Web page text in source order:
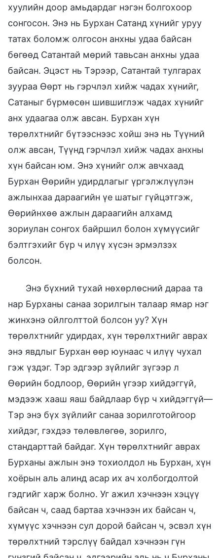
хуулийн доор амьдардаг нэгэн болгохоор
сонгосон. Энэ нь Бурхан Сатанд хүнийг уруу
татах боломж олгосон анхны удаа байсан
бөгөөд Сатантай мөрий тавьсан анхны удаа
байсан. Эцэст нь Тэрээр, Сатантай тулгарах
зуураа Өөрт нь гэрчлэл хийж чадах хүнийг,
Сатаныг бүрмөсөн шившиглэж чадах хүнийг
анх удаагаа олж авсан. Бурхан хүн
төрөлхтнийг бүтээснээс хойш энэ нь Түүний
олж авсан, Түүнд гэрчлэл хийж чадах анхны
хүн байсан юм. Энэ хүнийг олж авчхаад
Бурхан Өөрийн удирдлагыг үргэлжлүүлэн
ажлынхаа дараагийн үе шатыг гүйцэтгэж,
Өөрийнхөө ажлын дараагийн алхамд
зориулан сонгох байршил болон хүмүүсийг
бэлтгэхийг бүр ч илүү хүсэн эрмэлзэх
болсон.
Энэ бүхний тухай нөхөрлөсний дараа та
нар Бурханы санаа зорилгын талаар ямар нэг
жинхэнэ ойлголттой болсон уу? Хүн
төрөлхтнийг удирдах, хүн төрөлхтнийг аврах
энэ явдлыг Бурхан өөр юунаас ч илүү чухал
гэж үздэг. Тэр эдгээр зүйлийг зүгээр л
Өөрийн бодлоор, Өөрийн үгээр хийдэггүй,
мэдээж хааш яаш байдлаар бүр ч хийдэггүй—
Тэр энэ бүх зүйлийг санаа зорилготойгоор
хийдэг, гэхдээ төлөвлөгөө, зорилго,
стандарттай байдаг. Хүн төрөлхтнийг аврах
Бурханы ажлын энэ тохиолдол нь Бурхан, хүн
хоёрын аль алинд асар их ач холбогдолтой
гэдгийг харж болно. Уг ажил хэчнээн хэцүү
байсан ч, саад бартаа хэчнээн их байсан ч,
хүмүүс хэчнээн сул дорой байсан ч, эсвэл хүн
төрөлхтний тэрслүү байдал хэчнээн гүн